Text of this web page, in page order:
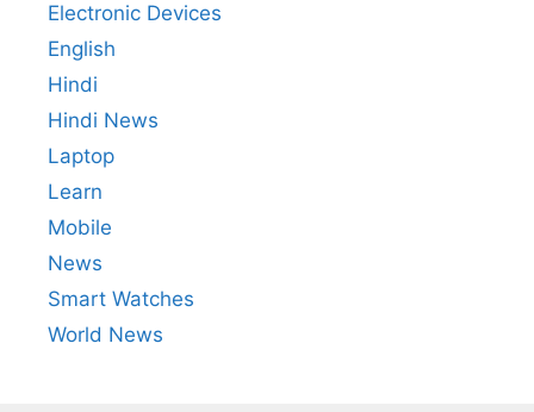
Electronic Devices
English
Hindi
Hindi News
Laptop
Learn
Mobile
News
Smart Watches
World News